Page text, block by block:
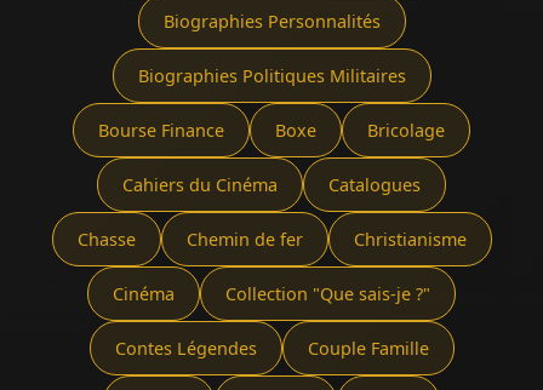
Biographies Personnalités
Biographies Politiques Militaires
Bourse Finance Boxe Bricolage
Cahiers du Cinéma Catalogues
Chasse Chemin de fer Christianisme
Cinéma Collection "Que sais-je ?"
Contes Légendes Couple Famille